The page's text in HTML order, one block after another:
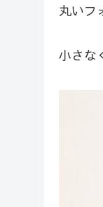
丸いフ
小さな